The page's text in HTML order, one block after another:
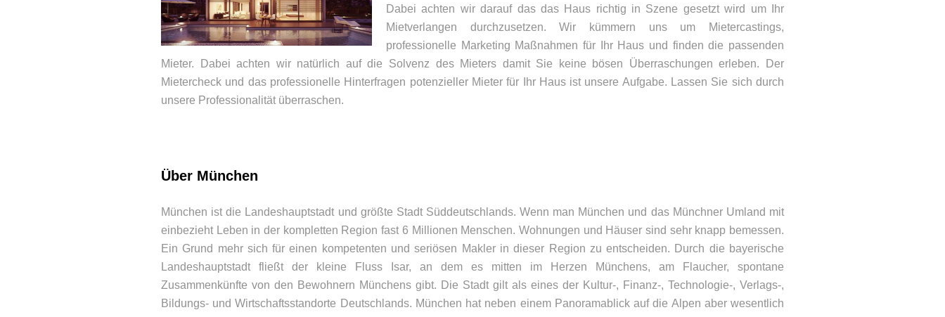
Dabei achten wir darauf das das Haus richtig in Szene gesetzt wird um Ihr
Mietverlangen durchzusetzen. Wir kümmern uns um Mietercastings,
professionelle Marketing Maßnahmen für Ihr Haus und finden die passenden
Mieter. Dabei achten wir natürlich auf die Solvenz des Mieters damit Sie keine bösen Überraschungen erleben. Der
Mietercheck und das professionelle Hinterfragen potenzieller Mieter für Ihr Haus ist unsere Aufgabe. Lassen Sie sich durch
unsere Professionalität überraschen.
Über München
München ist die Landeshauptstadt und größte Stadt Süddeutschlands. Wenn man München und das Münchner Umland mit
einbezieht Leben in der kompletten Region fast 6 Millionen Menschen. Wohnungen und Häuser sind sehr knapp bemessen.
Ein Grund mehr sich für einen kompetenten und seriösen Makler in dieser Region zu entscheiden. Durch die bayerische
Landeshauptstadt fließt der kleine Fluss Isar, an dem es mitten im Herzen Münchens, am Flaucher, spontane
Zusammenkünfte von den Bewohnern Münchens gibt. Die Stadt gilt als eines der Kultur-, Finanz-, Technologie-, Verlags-,
Bildungs- und Wirtschaftsstandorte Deutschlands. München hat neben einem Panoramablick auf die Alpen aber wesentlich
BEWERTUNGEN UNSER BÜRO
Appler + Wöhry Immobilien
Bahnhofstr. 4
85560 Ebersberg
Telefon: 08092 – 21066
E-Mail:info@woehry.immo